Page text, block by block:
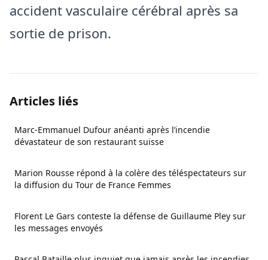
accident vasculaire cérébral après sa
sortie de prison.
Articles liés
Marc-Emmanuel Dufour anéanti après l’incendie
dévastateur de son restaurant suisse
Marion Rousse répond à la colère des téléspectateurs sur
la diffusion du Tour de France Femmes
Florent Le Gars conteste la défense de Guillaume Pley sur
les messages envoyés